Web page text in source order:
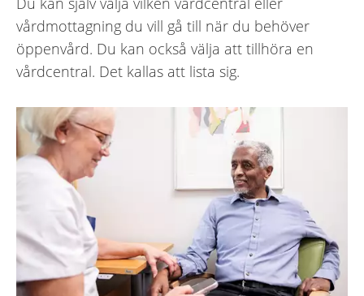
vårdmottagning du vill gå till när du behöver
öppenvård. Du kan också välja att tillhöra en
vårdcentral. Det kallas att lista sig.